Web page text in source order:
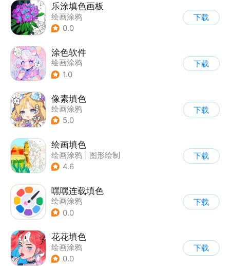
乐涂填色画板
绘画涂鸦
0.0
下载
涂色软件
绘画涂鸦
1.0
下载
像素填色
绘画涂鸦
5.0
下载
绘画填色
绘画涂鸦
图形绘制
4.6
下载
嘿嘿连载填色
绘画涂鸦
0.0
下载
花花填色
绘画涂鸦
0.0
下载